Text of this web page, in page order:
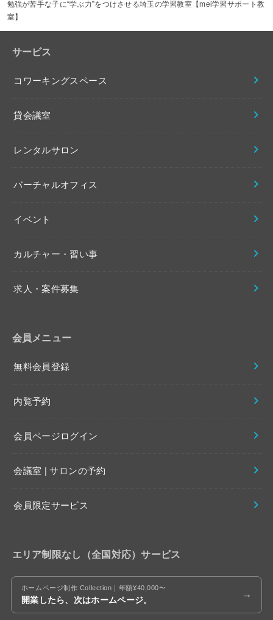
勉強が苦手な子に“学ぶ力”をつけさせる埼玉の学習教室【mei学習サポート教
室】
サービス
コワーキングスペース
貸会議室
レンタルサロン
バーチャルオフィス
イベント
カルチャー・習い事
求人・案件募集
会員メニュー
無料会員登録
内覧予約
会員ページログイン
会議室 | サロンの予約
会員限定サービス
エリア制限なし（全国対応）サービス
ホームページ制作 Collection｜年額¥40,000〜
開業したら、次はホームページ。